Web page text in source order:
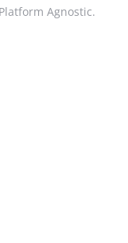
Agnostic.